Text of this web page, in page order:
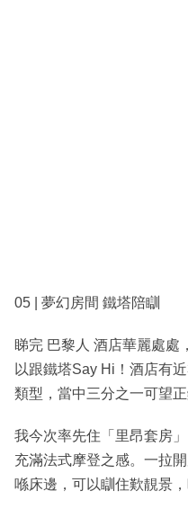
05 | 夢幻房間 鐵塔陪瞓
睇完 巴黎人 酒店華麗處處
以跟鐵塔Say Hi！酒店有
類型，當中三分之一可望
我今次率先住「里昂套房
充滿法式摩登之感。一拉
喺床邊，可以瞓住歎靚景